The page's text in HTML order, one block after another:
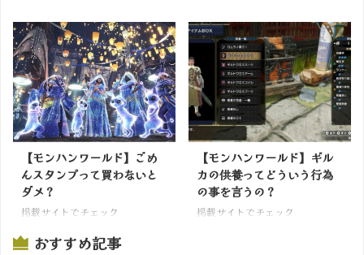
【モンハンワールド】ごめ
んスタンプって買わないと
ダメ？
掲載サイトでチェック
【モンハンワールド】ギル
カの供養ってどういう行為
の事を言うの？
掲載サイトでチェック
おすすめ記事